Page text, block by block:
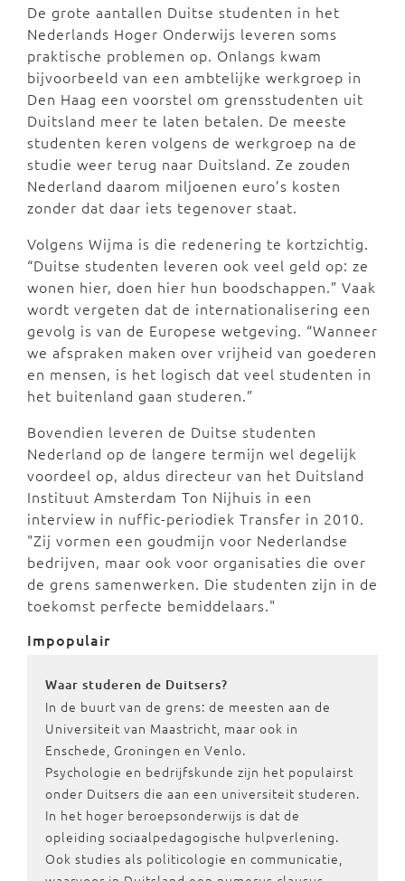
De grote aantallen Duitse studenten in het
Nederlands Hoger Onderwijs leveren soms
praktische problemen op. Onlangs kwam
bijvoorbeeld van een ambtelijke werkgroep in
Den Haag een voorstel om grensstudenten uit
Duitsland meer te laten betalen. De meeste
studenten keren volgens de werkgroep na de
studie weer terug naar Duitsland. Ze zouden
Nederland daarom miljoenen euro’s kosten
zonder dat daar iets tegenover staat.
Volgens Wijma is die redenering te kortzichtig.
“Duitse studenten leveren ook veel geld op: ze
wonen hier, doen hier hun boodschappen.” Vaak
wordt vergeten dat de internationalisering een
gevolg is van de Europese wetgeving. “Wanneer
we afspraken maken over vrijheid van goederen
en mensen, is het logisch dat veel studenten in
het buitenland gaan studeren.”
Bovendien leveren de Duitse studenten
Nederland op de langere termijn wel degelijk
voordeel op, aldus directeur van het Duitsland
Instituut Amsterdam Ton Nijhuis in een
interview in nuffic-periodiek Transfer in 2010.
"Zij vormen een goudmijn voor Nederlandse
bedrijven, maar ook voor organisaties die over
de grens samenwerken. Die studenten zijn in de
toekomst perfecte bemiddelaars."
Impopulair
Waar studeren de Duitsers?
In de buurt van de grens: de meesten aan de
Universiteit van Maastricht, maar ook in
Enschede, Groningen en Venlo.
Psychologie en bedrijfskunde zijn het populairst
onder Duitsers die aan een universiteit studeren.
In het hoger beroepsonderwijs is dat de
opleiding sociaalpedagogische hulpverlening.
Ook studies als politicologie en communicatie,